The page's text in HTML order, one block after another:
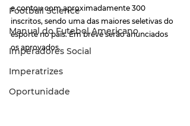
Football Science
Manual do Futebol Americano
Imperadores Social
Imperatrizes
Oportunidade
e contou com aproximadamente 300
inscritos, sendo uma das maiores seletivas do
esporte no país. Em breve serão anunciados
os aprovados.